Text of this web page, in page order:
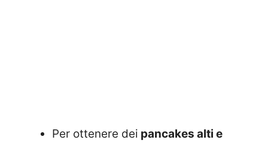
Per ottenere dei pancakes alti e